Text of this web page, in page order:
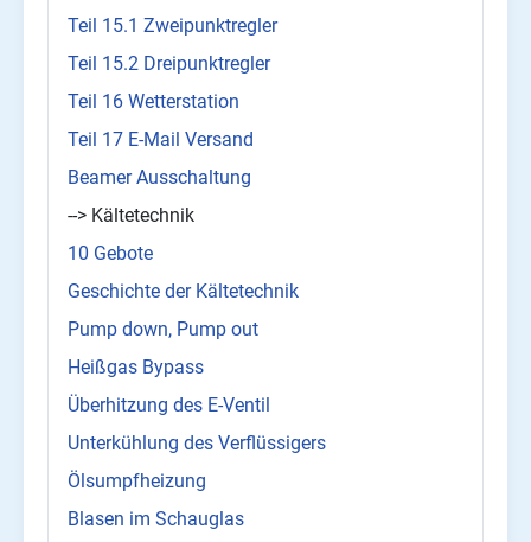
Teil 15.1 Zweipunktregler
Teil 15.2 Dreipunktregler
Teil 16 Wetterstation
Teil 17 E-Mail Versand
Beamer Ausschaltung
--> Kältetechnik
10 Gebote
Geschichte der Kältetechnik
Pump down, Pump out
Heißgas Bypass
Überhitzung des E-Ventil
Unterkühlung des Verflüssigers
Ölsumpfheizung
Blasen im Schauglas